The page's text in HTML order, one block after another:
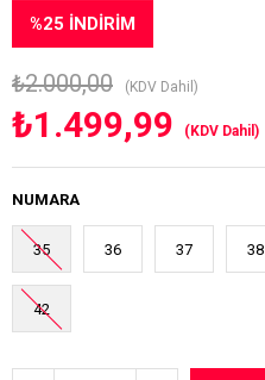
%25 İNDIRIM
₺2.000,00 (KDV Dahil)
₺1.499,99 (KDV Dahil)
NUMARA
35 36 37 38
42